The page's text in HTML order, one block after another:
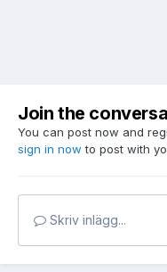
Join the
You can post now and
sign in now to post with
Skriv inlägg...